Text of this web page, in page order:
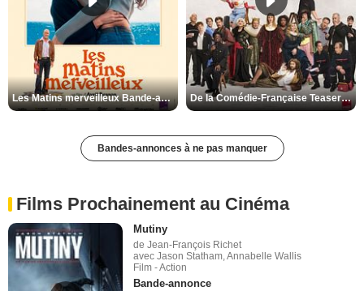
Les Matins merveilleux Bande-annonce VF De la Comédie-Française Teaser VF
Bandes-annonces à ne pas manquer
Films Prochainement au Cinéma
Mutiny
de Jean-François Richet
avec Jason Statham, Annabelle Wallis
Film - Action
Bande-annonce